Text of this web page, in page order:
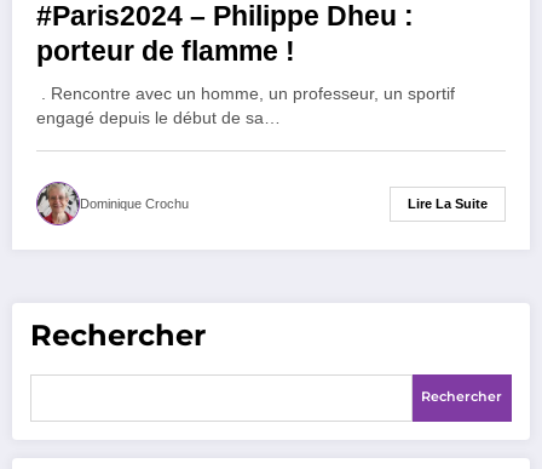
#Paris2024 – Philippe Dheu :
porteur de flamme !
. Rencontre avec un homme, un professeur, un sportif
engagé depuis le début de sa…
Dominique Crochu Lire La Suite
Rechercher
Rechercher